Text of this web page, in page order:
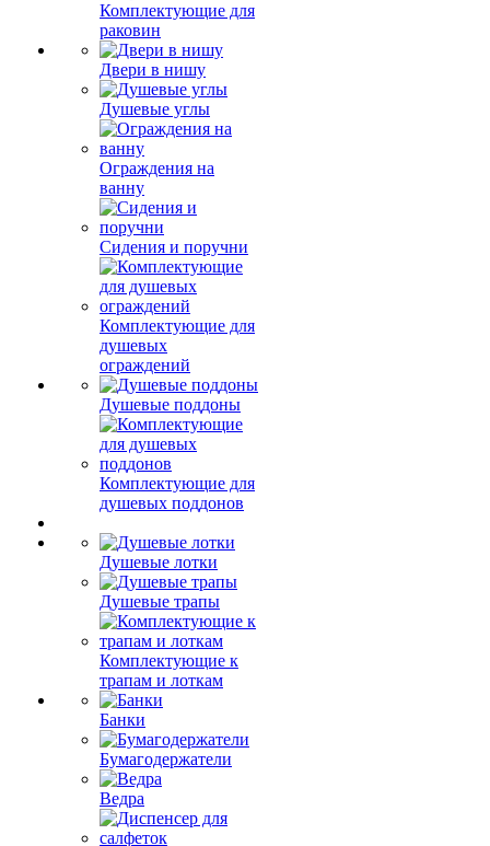
Комплектующие для
раковин
Двери в нишу
Душевые углы
Ограждения на
ванну
Сидения и поручни
Комплектующие для
душевых
ограждений
Душевые поддоны
Комплектующие для
душевых поддонов
Душевые лотки
Душевые трапы
Комплектующие к
трапам и лоткам
Банки
Бумагодержатели
Ведра